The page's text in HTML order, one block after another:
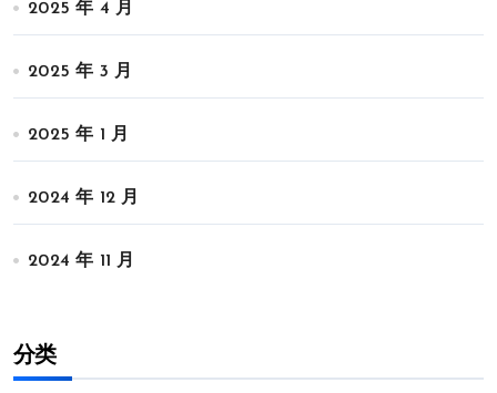
2025 年 4 月
2025 年 3 月
2025 年 1 月
2024 年 12 月
2024 年 11 月
分类